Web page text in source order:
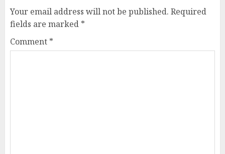
Your email address will not be published. Required
fields are marked *
Comment *